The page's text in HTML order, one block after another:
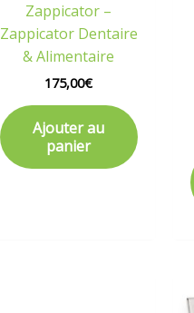
Zappicator –
Zappicator Dentaire
& Alimentaire
175,00€
Ajouter au
panier